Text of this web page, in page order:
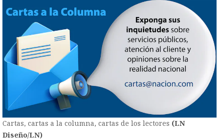
Cartas, cartas a la columna, cartas de los lectores (LN
Diseño/LN)